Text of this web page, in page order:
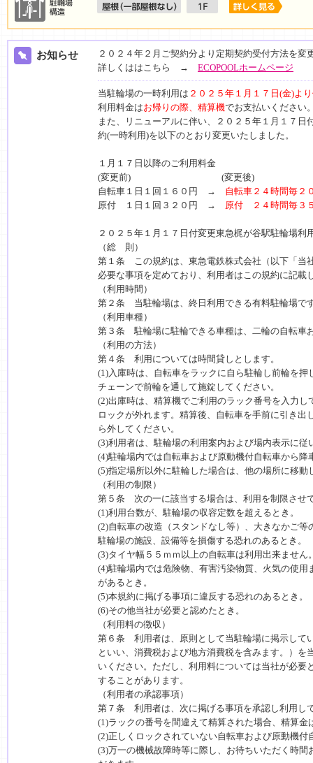
お知らせ
２０２４年２月ご契約分より定期契約受付方法を変
詳しくははこちら → ECOPOOLホームページ
当駐輪場の一時利用は ２０２５年１月１７日(金)よ
利用料金はお帰りの際、精算機でお支払いください
また、リニューアルに伴い、２０２５年１月１７
約(一時利用)を以下のとおり変更いたしました。
１月１７日以降のご利用料金
(変更前) (変更後)
自転車１日１回１６０円 → 自転車２４時間毎２
原付 １日１回３２０円 → 原付 ２４時間毎３
２０２５年１月１７日付変更東急梶が谷駅駐輪場利
（総 則）
第１条 この規約は、東急電鉄株式会社（以下「当
必要な事項を定めており、利用者はこの規約に記
（利用時間）
第２条 当駐輪場は、終日利用できる有料駐輪場で
（利用車種）
第３条 駐輪場に駐輪できる車種は、二輪の自転車
（利用の方法）
第４条 利用については時間貸しとします。
(1)入庫時は、自転車をラックに自ら駐輪し前輪を
チェーンで前輪を通して施錠してください。
(2)出庫時は、精算機でご利用のラック番号を入力
ロックが外れます。精算後、自転車を手前に引き
ら外してください。
(3)利用者は、駐輪場の利用案内および場内表示に従
(4)駐輪場内では自転車および原動機付自転車から降
(5)指定場所以外に駐輪した場合は、他の場所に移動
（利用の制限）
第５条 次の一に該当する場合は、利用を制限させ
(1)利用台数が、駐輪場の収容定数を超えるとき。
(2)自転車の改造（スタンドなし等）、大きなかご
駐輪場の施設、設備等を損傷する恐れのあるとき。
(3)タイヤ幅５５ｍｍ以上の自転車は利用出来ません
(4)駐輪場内では危険物、有害汚染物質、火気の使
があるとき。
(5)本規約に掲げる事項に違反する恐れのあるとき。
(6)その他当社が必要と認めたとき。
（利用料の徴収）
第６条 利用者は、原則として当駐輪場に掲示して
といい、消費税および地方消費税を含みます。）
いください。ただし、利用料については当社が必
することがあります。
（利用者の承認事項）
第７条 利用者は、次に掲げる事項を承認し利用し
(1)ラックの番号を間違えて精算された場合、精算金
(2)正しくロックされていない自転車および原動機
(3)万一の機械故障時等に際し、お待ちいただく時